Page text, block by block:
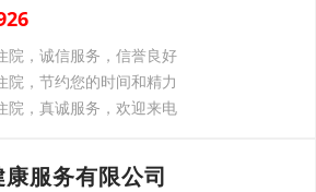
院，诚信服务，信誉良好
院，节约您的时间和精力
院，真诚服务，欢迎来电
服务有限公司